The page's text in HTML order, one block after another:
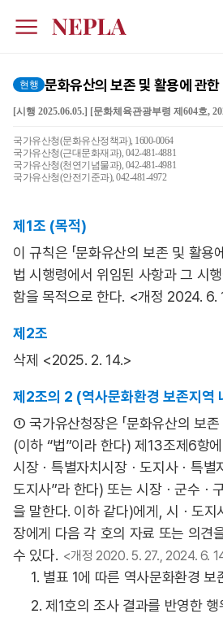
현행 문화유산의 보존 및 활용에 관
[시행 2025.06.05.] [문화체육관광부령 제604호,
국가유산청(문화유산정책과), 1600-0064
국가유산청(근대문화재과), 042-481-4881
국가유산청(천연기념물과), 042-481-4981
국가유산청(안전기준과), 042-481-4972
제1조 (목적)
이 규칙은 「문화유산의 보존 및 활용
법 시행령에서 위임된 사항과 그 시
함을 목적으로 한다. <개정 2024. 6.
제2조
삭제 <2025. 2. 14.>
제2조의 2 (역사문화환경 보존지역
① 국가유산청장은 「문화유산의 보존
(이하 “법”이라 한다) 제13조제6항
시장ㆍ특별자치시장ㆍ도지사ㆍ특별
도지사”라 한다) 또는 시장ㆍ군수ㆍ
을 말한다. 이하 같다)에게, 시ㆍ도지
장에게 다음 각 호의 자료 또는 의견
수 있다. <개정 2020. 5. 27., 2024. 6.
1. 별표 1에 따른 역사문화환경
2. 제1호의 조사 결과를 반영한